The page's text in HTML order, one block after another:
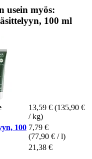
usein myös:
100 ml
13,59 € (135,90 €
/ kg)
100 7,79 €
(77,90 € / l)
21,38 €